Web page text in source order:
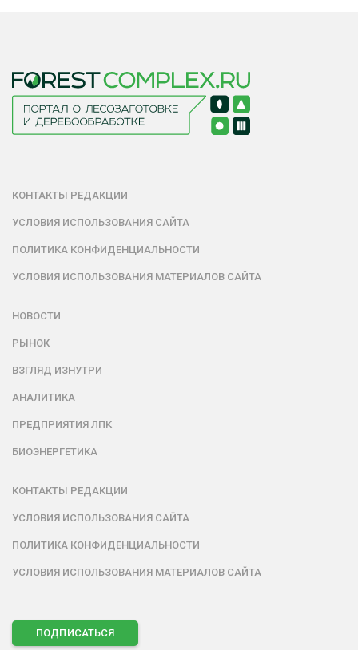
КОНТАКТЫ РЕДАКЦИИ
УСЛОВИЯ ИСПОЛЬЗОВАНИЯ САЙТА
ПОЛИТИКА КОНФИДЕНЦИАЛЬНОСТИ
УСЛОВИЯ ИСПОЛЬЗОВАНИЯ МАТЕРИАЛОВ САЙТА
НОВОСТИ
РЫНОК
ВЗГЛЯД ИЗНУТРИ
АНАЛИТИКА
ПРЕДПРИЯТИЯ ЛПК
БИОЭНЕРГЕТИКА
КОНТАКТЫ РЕДАКЦИИ
УСЛОВИЯ ИСПОЛЬЗОВАНИЯ САЙТА
ПОЛИТИКА КОНФИДЕНЦИАЛЬНОСТИ
УСЛОВИЯ ИСПОЛЬЗОВАНИЯ МАТЕРИАЛОВ САЙТА
ПОДПИСАТЬСЯ